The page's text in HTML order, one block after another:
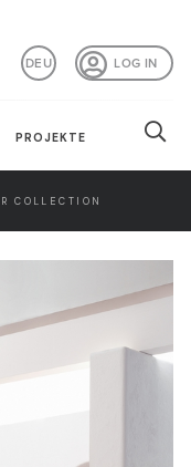
LOG IN
DEU
PROJEKTE
COLLECTION